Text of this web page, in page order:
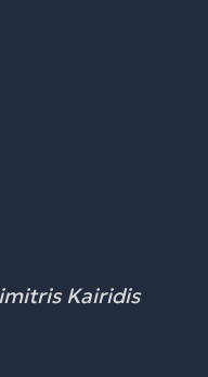
Kairidis